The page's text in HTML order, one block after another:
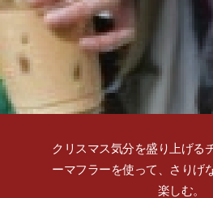
クリスマス気分を盛り上げる
ーマフラーを使って、さりげ
楽しむ。